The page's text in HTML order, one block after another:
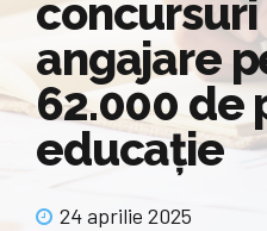
concursuri
angajare
62.000 de
educaţie
24 aprilie 2025